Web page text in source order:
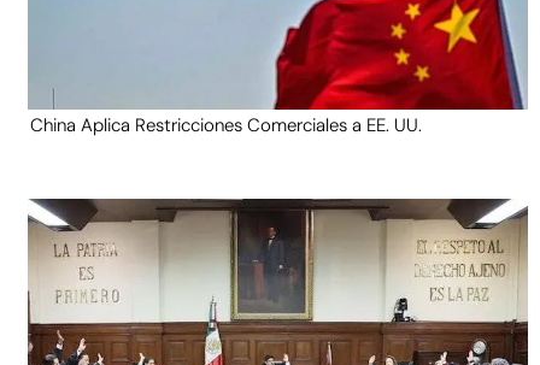
China Aplica Restricciones Comerciales a EE. UU.